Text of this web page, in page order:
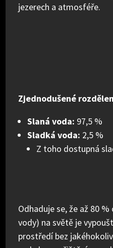
jezerech a atmosféře.
Zjednodušené
Slaná voda: 97,5 %
Sladká voda: 2,5 %
Z toho dostupná
Odhaduje se, že až 80
vody) na světě je
prostředí bez